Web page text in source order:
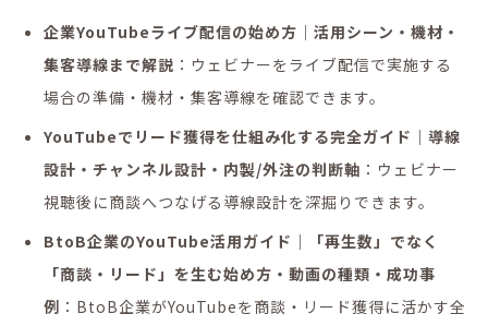
企業YouTubeライブ配信の始め方｜活用シーン・機材・
集客導線まで解説 ：ウェビナーをライブ配信で実施する
場合の準備・機材・集客導線を確認できます。
YouTubeでリード獲得を仕組み化する完全ガイド｜導線
設計・チャンネル設計・内製/外注の判断軸 ：ウェビナー
視聴後に商談へつなげる導線設計を深掘りできます。
BtoB企業のYouTube活用ガイド｜「再生数」でなく
「商談・リード」を生む始め方・動画の種類・成功事
例 ：BtoB企業がYouTubeを商談・リード獲得に活かす全